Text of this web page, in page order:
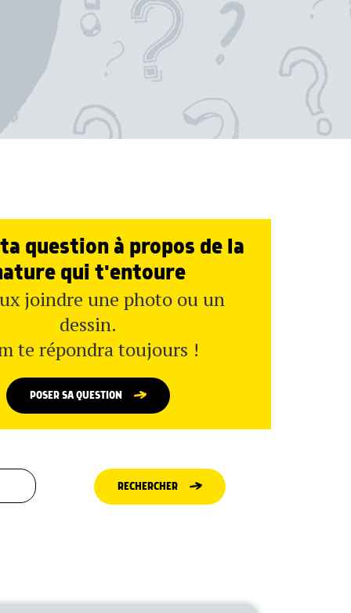
question à propos de la
qui t'entoure
joindre une photo ou un
dessin.
te répondra toujours !
POSER SA QUESTION
RECHERCHER